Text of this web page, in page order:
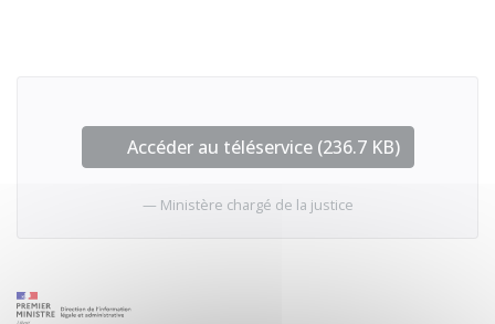
Accéder au téléservice (236.7 KB)
Ministère chargé de la justice